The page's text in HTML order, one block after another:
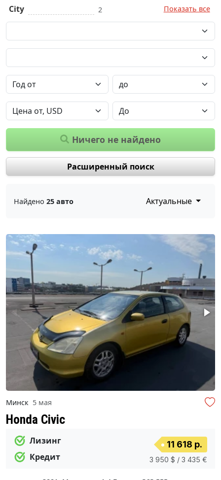
City 2
Показать все
Ничего не найдено
Расширенный поиск
Найдено 25 авто Актуальные
Минск 5 мая
Honda Civic
Лизинг
Кредит
11 618 р.
3 950 $ / 3 435 €